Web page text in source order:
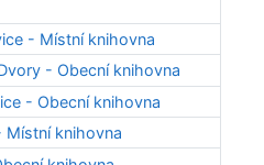
- Místní knihovna
- Obecní knihovna
- Obecní knihovna
Místní knihovna